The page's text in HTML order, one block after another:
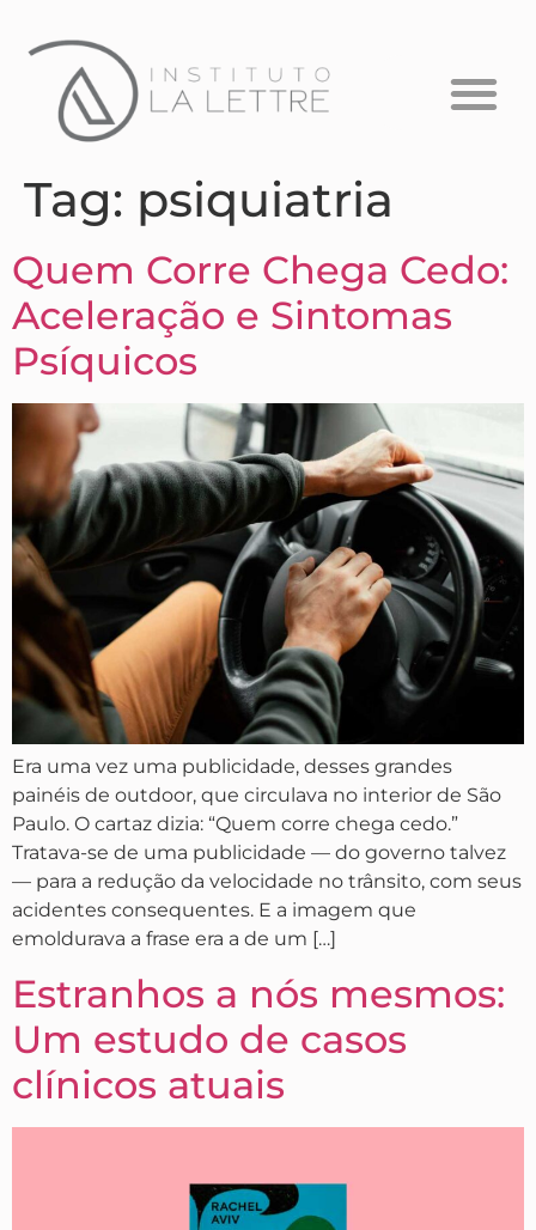
Tag: psiquiatria
Quem Corre Chega Cedo:
Aceleração e Sintomas
Psíquicos
Era uma vez uma publicidade, desses grandes
painéis de outdoor, que circulava no interior de São
Paulo. O cartaz dizia: “Quem corre chega cedo.”
Tratava-se de uma publicidade — do governo talvez
— para a redução da velocidade no trânsito, com seus
acidentes consequentes. E a imagem que
emoldurava a frase era a de um […]
Estranhos a nós mesmos:
Um estudo de casos
clínicos atuais